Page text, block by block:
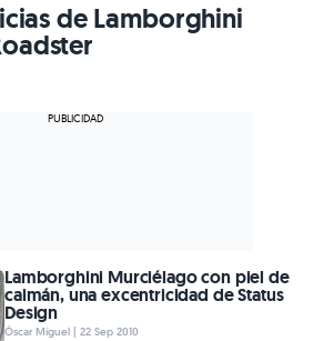
de Lamborghini
Lamborghini Murciélago con piel de
caimán, una excentricidad de Status
Design
Óscar Miguel | 22 Sep 2010